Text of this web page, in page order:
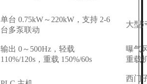
单台 0.75kW～220kW，支持 2-6
台多泵联动
大型
输出 0～500Hz，轻载
110%/120s，重载 150%/60s
曝气
重载
西门